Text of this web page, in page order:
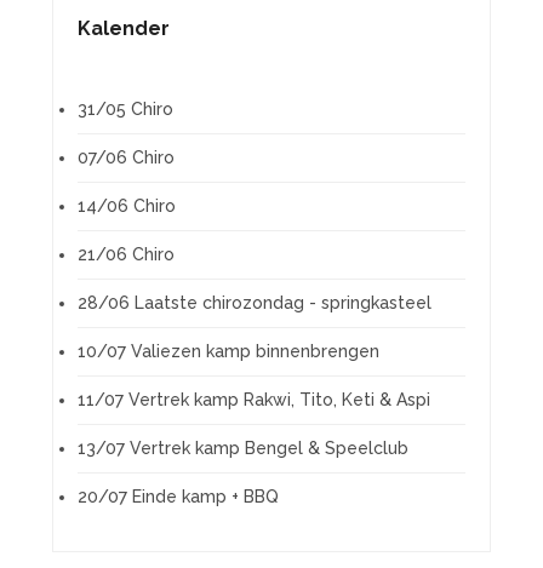
Kalender
31/05 Chiro
07/06 Chiro
14/06 Chiro
21/06 Chiro
28/06 Laatste chirozondag - springkasteel
10/07 Valiezen kamp binnenbrengen
11/07 Vertrek kamp Rakwi, Tito, Keti & Aspi
13/07 Vertrek kamp Bengel & Speelclub
20/07 Einde kamp + BBQ